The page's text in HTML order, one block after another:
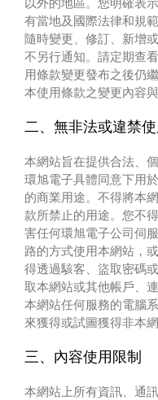
有當地及國際法律和規
隨時變更、修訂、新增
不另行通知。請定期查
用條款變更發布之後仍
本使用條款之變更內容
二、無非法或違禁
本網站旨在提供合法、
環旭電子具體同意下用
的商業用途。不得將本
款所禁止的用途。您不
害任何環旭電子公司伺
路的方式使用本網站，
得透過駭客、盜取密碼
取本網站或其他帳戶、
本網站任何服務的電腦
來獲得或試圖獲得非本
三、內容使用限制
本網站上所有資訊、通